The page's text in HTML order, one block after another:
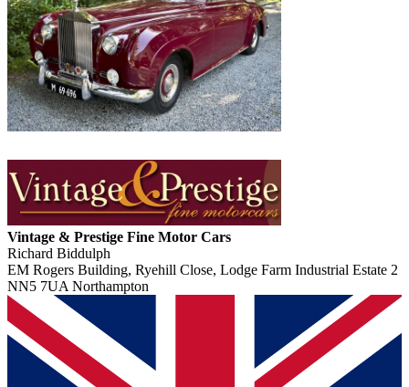
Vintage & Prestige Fine Motor Cars
Richard Biddulph
EM Rogers Building, Ryehill Close, Lodge Farm Industrial Estate 2
NN5 7UA Northampton